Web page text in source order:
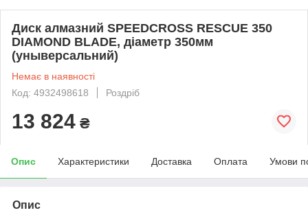
Диск алмазний SPEEDCROSS RESCUE 350
DIAMOND BLADE, діаметр 350мм
(уныверсальний)
Немає в наявності
Код: 4932498618
Роздріб
13 824 ₴
Опис Характеристики Доставка Оплата Умови
Опис